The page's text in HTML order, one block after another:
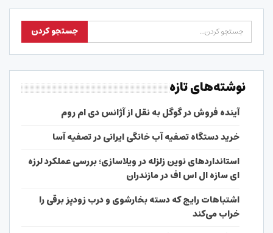
نوشته‌های تازه
آینده فروش در گوگل به نقل از آژانس دی ام روم
خرید دستگاه تصفیه آب خانگی ایرانی در تصفیه آسا
استانداردهای نوین زلزله در ویلاسازی؛ بررسی عملکرد لرزه
ای سازه ال اس اف در مازندران
اشتباهات رایج که دسته بخارشوی و درب زودپز برقی را
خراب می‌کند